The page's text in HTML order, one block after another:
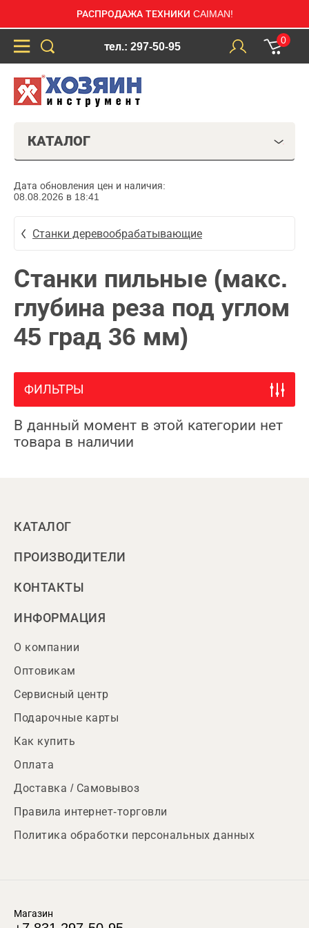
РАСПРОДАЖА ТЕХНИКИ CAIMAN!
тел.: 297-50-95
0
КАТАЛОГ
Дата обновления цен и наличия:
08.08.2026 в 18:41
Станки деревообрабатывающие
Станки пильные (макс.
глубина реза под углом
45 град 36 мм)
ФИЛЬТРЫ
В данный момент в этой категории нет
товара в наличии
КАТАЛОГ
ПРОИЗВОДИТЕЛИ
КОНТАКТЫ
ИНФОРМАЦИЯ
О компании
Оптовикам
Сервисный центр
Подарочные карты
Как купить
Оплата
Доставка / Самовывоз
Правила интернет-торговли
Политика обработки персональных данных
Магазин